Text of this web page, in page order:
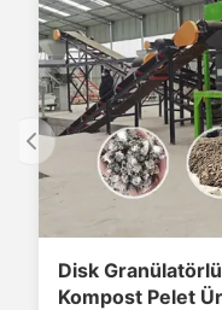
Disk
Kompost Pelet